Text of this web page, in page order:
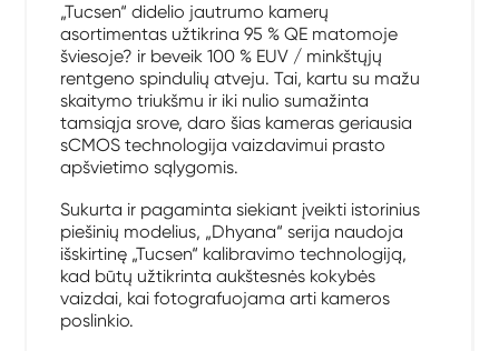
„Tucsen“ didelio jautrumo kamerų
asortimentas užtikrina 95 % QE matomoje
šviesoje? ir beveik 100 % EUV / minkštųjų
rentgeno spindulių atveju. Tai, kartu su mažu
skaitymo triukšmu ir iki nulio sumažinta
tamsiąja srove, daro šias kameras geriausia
sCMOS technologija vaizdavimui prasto
apšvietimo sąlygomis.
Sukurta ir pagaminta siekiant įveikti istorinius
piešinių modelius, „Dhyana“ serija naudoja
išskirtinę „Tucsen“ kalibravimo technologiją,
kad būtų užtikrinta aukštesnės kokybės
vaizdai, kai fotografuojama arti kameros
poslinkio.